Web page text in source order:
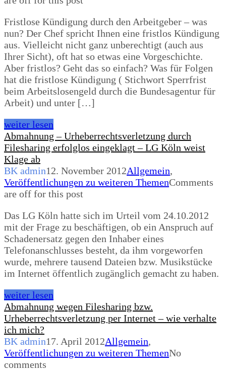
Fristlose Kündigung durch den Arbeitgeber – was
nun? Der Chef spricht Ihnen eine fristlos Kündigung
aus. Vielleicht nicht ganz unberechtigt (auch aus
Ihrer Sicht), oft hat so etwas eine Vorgeschichte.
Aber fristlos? Geht das so einfach? Was für Folgen
hat die fristlose Kündigung ( Stichwort Sperrfrist
beim Arbeitslosengeld durch die Bundesagentur für
Arbeit) und unter […]
weiter lesen
Abmahnung – Urheberrechtsverletzung durch
Filesharing erfolglos eingeklagt – LG Köln weist
Klage ab
BK admin12. November 2012Allgemein,
Veröffentlichungen zu weiteren ThemenComments
are off for this post
Das LG Köln hatte sich im Urteil vom 24.10.2012
mit der Frage zu beschäftigen, ob ein Anspruch auf
Schadenersatz gegen den Inhaber eines
Telefonanschlusses besteht, da ihm vorgeworfen
wurde, mehrere tausend Dateien bzw. Musikstücke
im Internet öffentlich zugänglich gemacht zu haben.
weiter lesen
Abmahnung wegen Filesharing bzw.
Urheberrechtsverletzung per Internet – wie verhalte
ich mich?
BK admin17. April 2012Allgemein,
Veröffentlichungen zu weiteren ThemenNo
comments